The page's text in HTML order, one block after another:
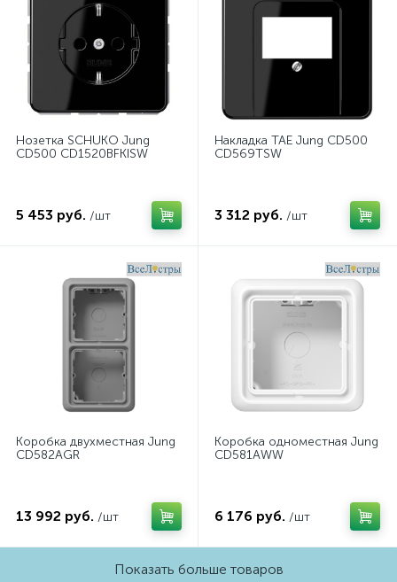
Hозетка SCHUKO Jung
CD500 CD1520BFKISW
5 453 руб. /шт
Накладка TAE Jung CD500
CD569TSW
3 312 руб. /шт
Коробка двухместная Jung
CD582AGR
13 992 руб. /шт
Коробка одноместная Jung
CD581AWW
6 176 руб. /шт
Показать больше товаров